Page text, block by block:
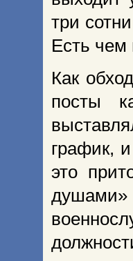
три
Есть чем
Как
посты
график,
это